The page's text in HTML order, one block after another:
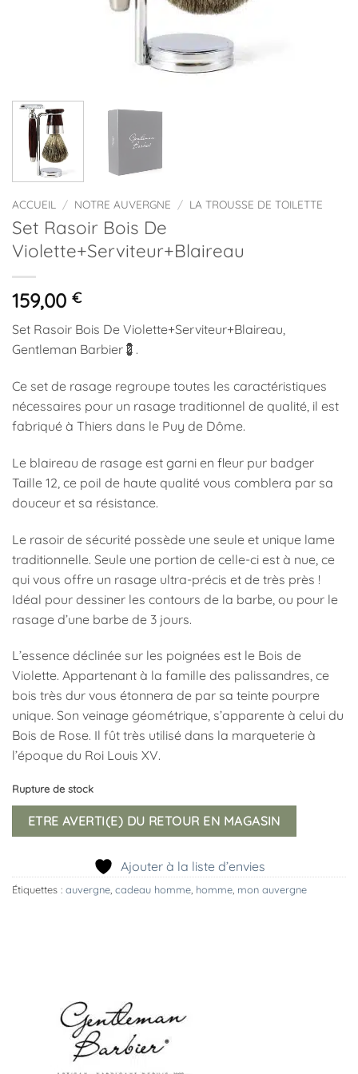
ACCUEIL / NOTRE AUVERGNE / LA TROUSSE DE TOILETTE
Set Rasoir Bois De
Violette+Serviteur+Blaireau
159,00 €
Set Rasoir Bois De Violette+Serviteur+Blaireau,
Gentleman Barbier💈.
Ce set de rasage regroupe toutes les caractéristiques
nécessaires pour un rasage traditionnel de qualité, il est
fabriqué à Thiers dans le Puy de Dôme.
Le blaireau de rasage est garni en fleur pur badger
Taille 12, ce poil de haute qualité vous comblera par sa
douceur et sa résistance.
Le rasoir de sécurité possède une seule et unique lame
traditionnelle. Seule une portion de celle-ci est à nue, ce
qui vous offre un rasage ultra-précis et de très près !
Idéal pour dessiner les contours de la barbe, ou pour le
rasage d’une barbe de 3 jours.
L’essence déclinée sur les poignées est le Bois de
Violette. Appartenant à la famille des palissandres, ce
bois très dur vous étonnera de par sa teinte pourpre
unique. Son veinage géométrique, s’apparente à celui du
Bois de Rose. Il fût très utilisé dans la marqueterie à
l’époque du Roi Louis XV.
Rupture de stock
ETRE AVERTI(E) DU RETOUR EN MAGASIN
Ajouter à la liste d’envies
Étiquettes : auvergne, cadeau homme, homme, mon auvergne